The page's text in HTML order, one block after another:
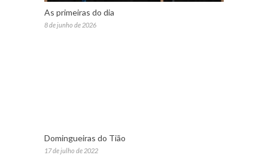
As primeiras do dia
8 de junho de 2026
Domingueiras do Tião
17 de julho de 2022